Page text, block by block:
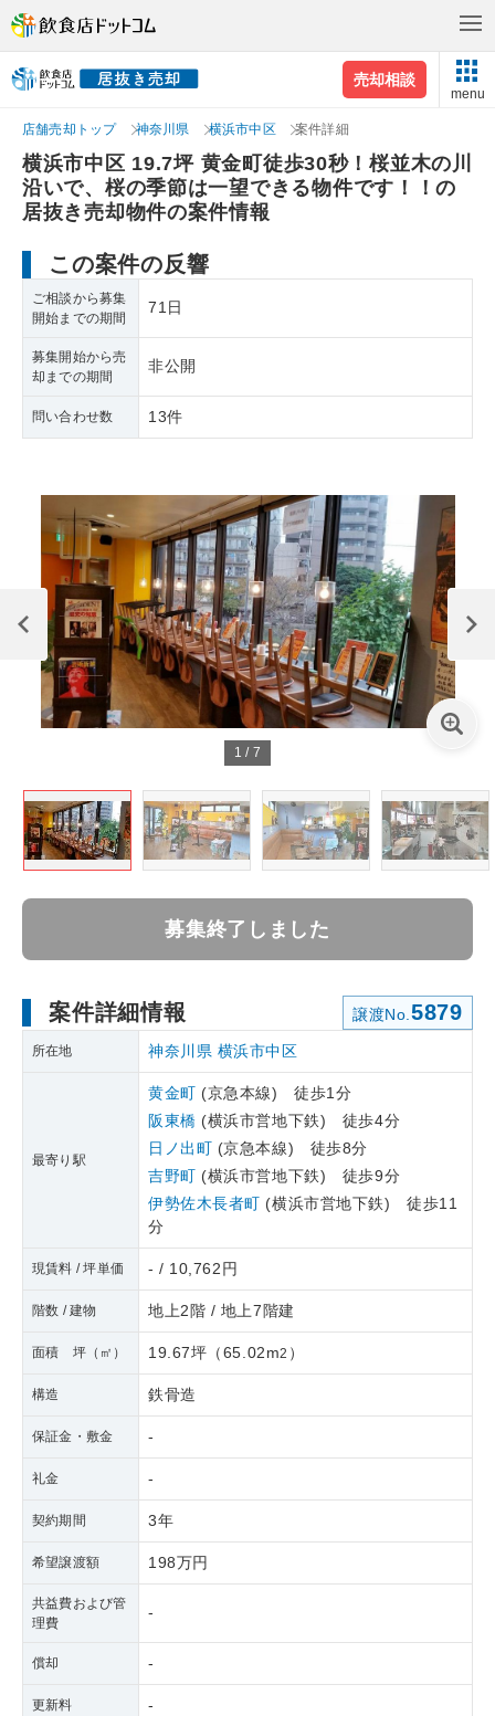
売却相談
menu
店舗売却トップ 神奈川県 横浜市中区 案件詳細
横浜市中区 19.7坪 黄金町徒歩30秒！桜並木の川
沿いで、桜の季節は一望できる物件です！！の
居抜き売却物件の案件情報
この案件の反響
ご相談から募集
開始までの期間
71日
募集開始から売
却までの期間
非公開
問い合わせ数 13件
1 / 7
募集終了しました
案件詳細情報 譲渡No. 5879
所在地 神奈川県 横浜市中区
最寄り駅
黄金町 (京急本線) 徒歩1分
阪東橋 (横浜市営地下鉄) 徒歩4分
日ノ出町 (京急本線) 徒歩8分
吉野町 (横浜市営地下鉄) 徒歩9分
伊勢佐木長者町 (横浜市営地下鉄) 徒歩11
分
現賃料 / 坪単価 - / 10,762円
階数 / 建物 地上2階 / 地上7階建
面積 坪（㎡） 19.67坪 （65.02m2 ）
構造 鉄骨造
保証金・敷金 -
礼金 -
契約期間 3年
希望譲渡額 198万円
共益費および管
理費
-
償却 -
更新料 -